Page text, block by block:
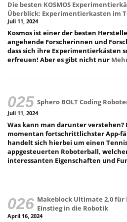
Die besten KOSMOS
Überblick: Experimentierkasten im
Juli 11, 2024
Kosmos ist einer der besten
angehende Forscherinnen und
dass sich ihre Experimentierkästen
erfreuen! Aber es gibt nicht nur
Sphero BOLT Coding
Juli 11, 2024
Was kann man darunter verstehen?
momentan fortschrittlichster App-
handelt sich hierbei um einen
appgesteuerten Roboterball,
interessanten Eigenschaften und
Makeblock Ultimate 2.0 für
Einstieg in die Robotik
April 16, 2024